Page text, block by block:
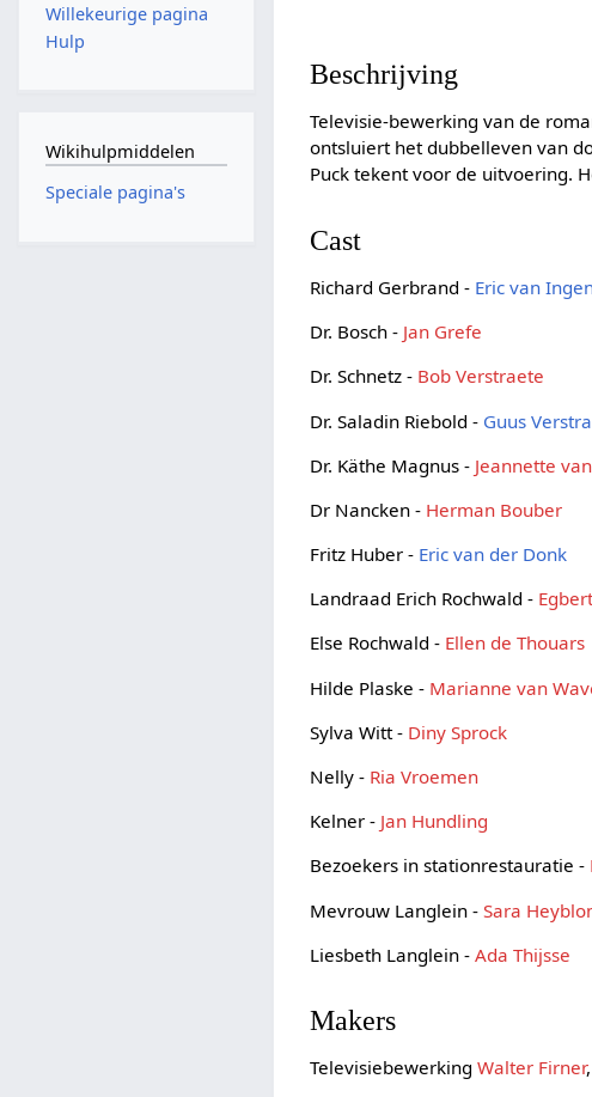
Beschrijving
Televisie-bewerking van de
ontsluiert het dubbelleven van
Puck tekent voor de uitvoering.
Cast
Richard Gerbrand - Eric van
Dr. Bosch - Jan Grefe
Dr. Schnetz - Bob Verstraete
Dr. Saladin Riebold - Guus
Dr. Käthe Magnus - Jeannette
Dr Nancken - Herman Bouber
Fritz Huber - Eric van der Donk
Landraad Erich Rochwald -
Else Rochwald - Ellen de Thouars
Hilde Plaske - Marianne van
Sylva Witt - Diny Sprock
Nelly - Ria Vroemen
Kelner - Jan Hundling
Bezoekers in stationrestauratie -
Mevrouw Langlein -Sara
Liesbeth Langlein -Ada Thijsse
Makers
TelevisiebewerkingWalter Firner
Willekeurige pagina
Hulp
Wikihulpmiddelen
Speciale pagina's